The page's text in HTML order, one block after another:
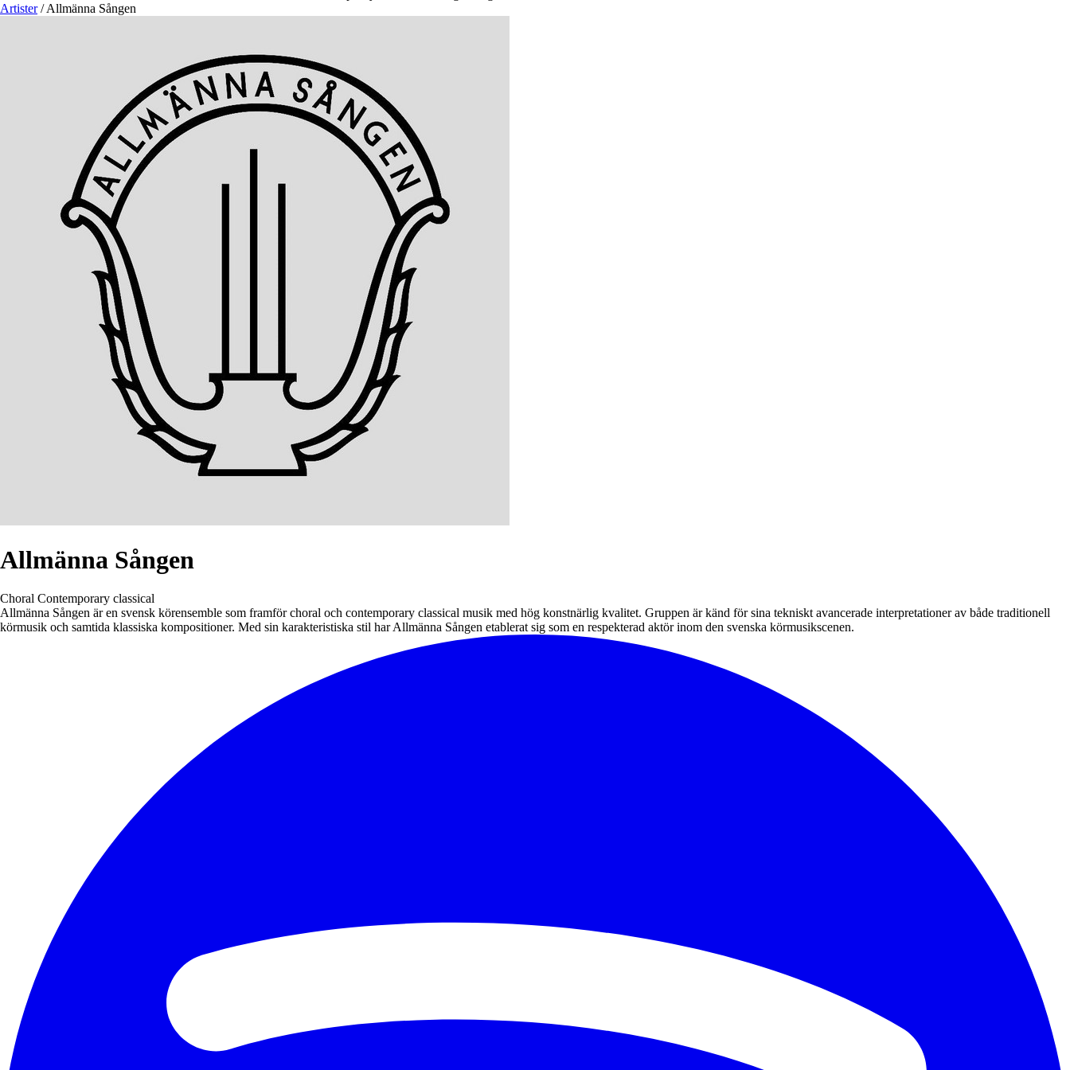
Artister / Allmänna Sången
Allmänna Sången
Choral Contemporary classical
Allmänna Sången är en svensk körensemble som framför choral och contemporary classical musik med hög konstnärlig kvalitet. Gruppen är känd för sina tekniskt avancerade interpretationer av både traditionell
körmusik och samtida klassiska kompositioner. Med sin karakteristiska stil har Allmänna Sången etablerat sig som en respekterad aktör inom den svenska körmusikscenen.